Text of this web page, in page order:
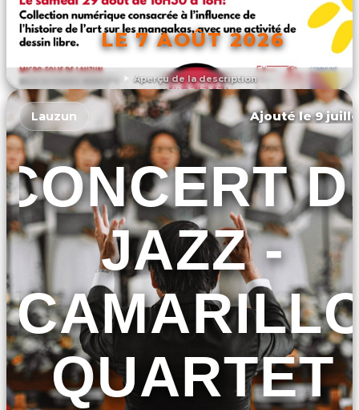
Aperçu de la description
LE 7 AOÛT 2026
DÉCOUVRIR L'ÉVÉNEMENT
Lauzun Ajouté le 9
JAZZ -
QUARTET